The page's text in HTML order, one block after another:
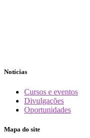
Notícias
Cursos e eventos
Divulgações
Oportunidades
Mapa do site